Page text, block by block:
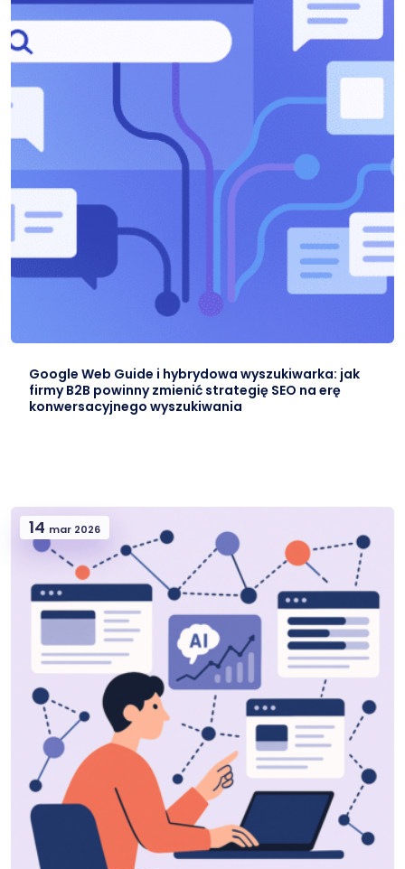
Google Web Guide i hybrydowa wyszukiwarka: jak
firmy B2B powinny zmienić strategię SEO na erę
konwersacyjnego wyszukiwania
14 mar 2026